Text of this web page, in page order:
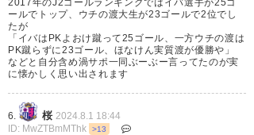
ールでトップ、ウチの渡大生が23ゴールで2位でし
たが
「イバはPKよおけ蹴って25ゴール、一方ウチの渡は
PK蹴らずに23ゴール、ほなけん実質渡が優勝や」
などと自分含め渦サポ一同ぶーぶー言ってたのが実
に懐かしく思い出されます
6. 桜 2024.8.1 18:44
ID: MwZTBmMThk
>13